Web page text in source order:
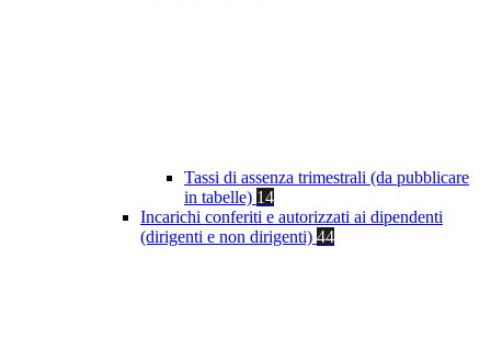
Tassi di assenza trimestrali (da pubblicare
in tabelle) 14
Incarichi conferiti e autorizzati ai dipendenti
(dirigenti e non dirigenti) 44